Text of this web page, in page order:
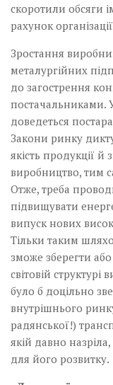
скоротили обсяги
рахунок
Зростання
металургійних
до загострення
постачальниками.
доведеться
Закони ринку
якість продукції й
виробництво, тим
Отже, треба
підвищувати
випуск нових
Тільки таким
зможе зберегти
світовій структурі
було б доцільно
внутрішнього
радянської!)
якій давно
для його розвитку.